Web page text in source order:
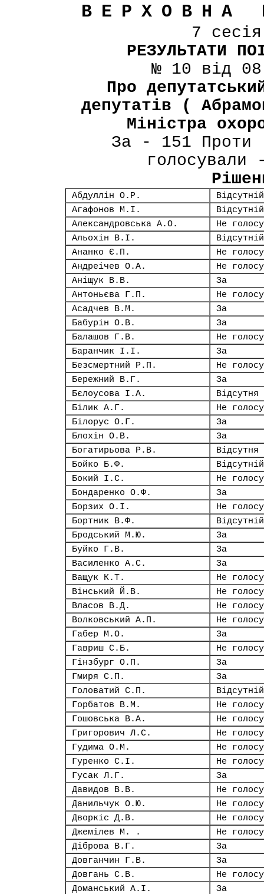
ВЕРХОВНА
7
РЕЗУЛЬТАТИ
№ 10 від
Про
депутатів (
Міністра
За - 151 Проти
Абдуллін О.Р.
Відсутній
Агафонов М.І.
Відсутній
Александровська А.О.
Не
Альохін В.І.
Відсутній
Ананко Є.П.
Не
Андреічев О.А.
Не
Аніщук В.В.
За
Антоньєва Г.П.
Не
Асадчев В.М.
За
Бабурін О.В.
За
Балашов Г.В.
Не
Баранчик І.І.
За
Безсмертний Р.П.
Не
Бережний В.Г.
За
Бєлоусова І.А.
Відсутня
Білик А.Г.
Не
Білорус О.Г.
За
Блохін О.В.
За
Богатирьова Р.В.
Відсутня
Бойко Б.Ф.
Відсутній
Бокий І.С.
Не
Бондаренко О.Ф.
За
Борзих О.І.
Не
Бортник В.Ф.
Відсутній
Бродський М.Ю.
За
Буйко Г.В.
За
Василенко А.С.
За
Ващук К.Т.
Не
Вінський Й.В.
Не
Власов В.Д.
Не
Волковський А.П.
Не
Габер М.О.
За
Гавриш С.Б.
Не
Гінзбург О.П.
За
Гмиря С.П.
За
Головатий С.П.
Відсутній
Горбатов В.М.
Не
Гошовська В.А.
Не
Григорович Л.С.
Не
Гудима О.М.
Не
Гуренко С.І.
Не
Гусак Л.Г.
За
Давидов В.В.
Не
Данильчук О.Ю.
Не
Дворкіс Д.В.
Не
Джемілев М. .
Не
Діброва В.Г.
За
Довганчин Г.В.
За
Довгань С.В.
Не
Доманський А.І.
За